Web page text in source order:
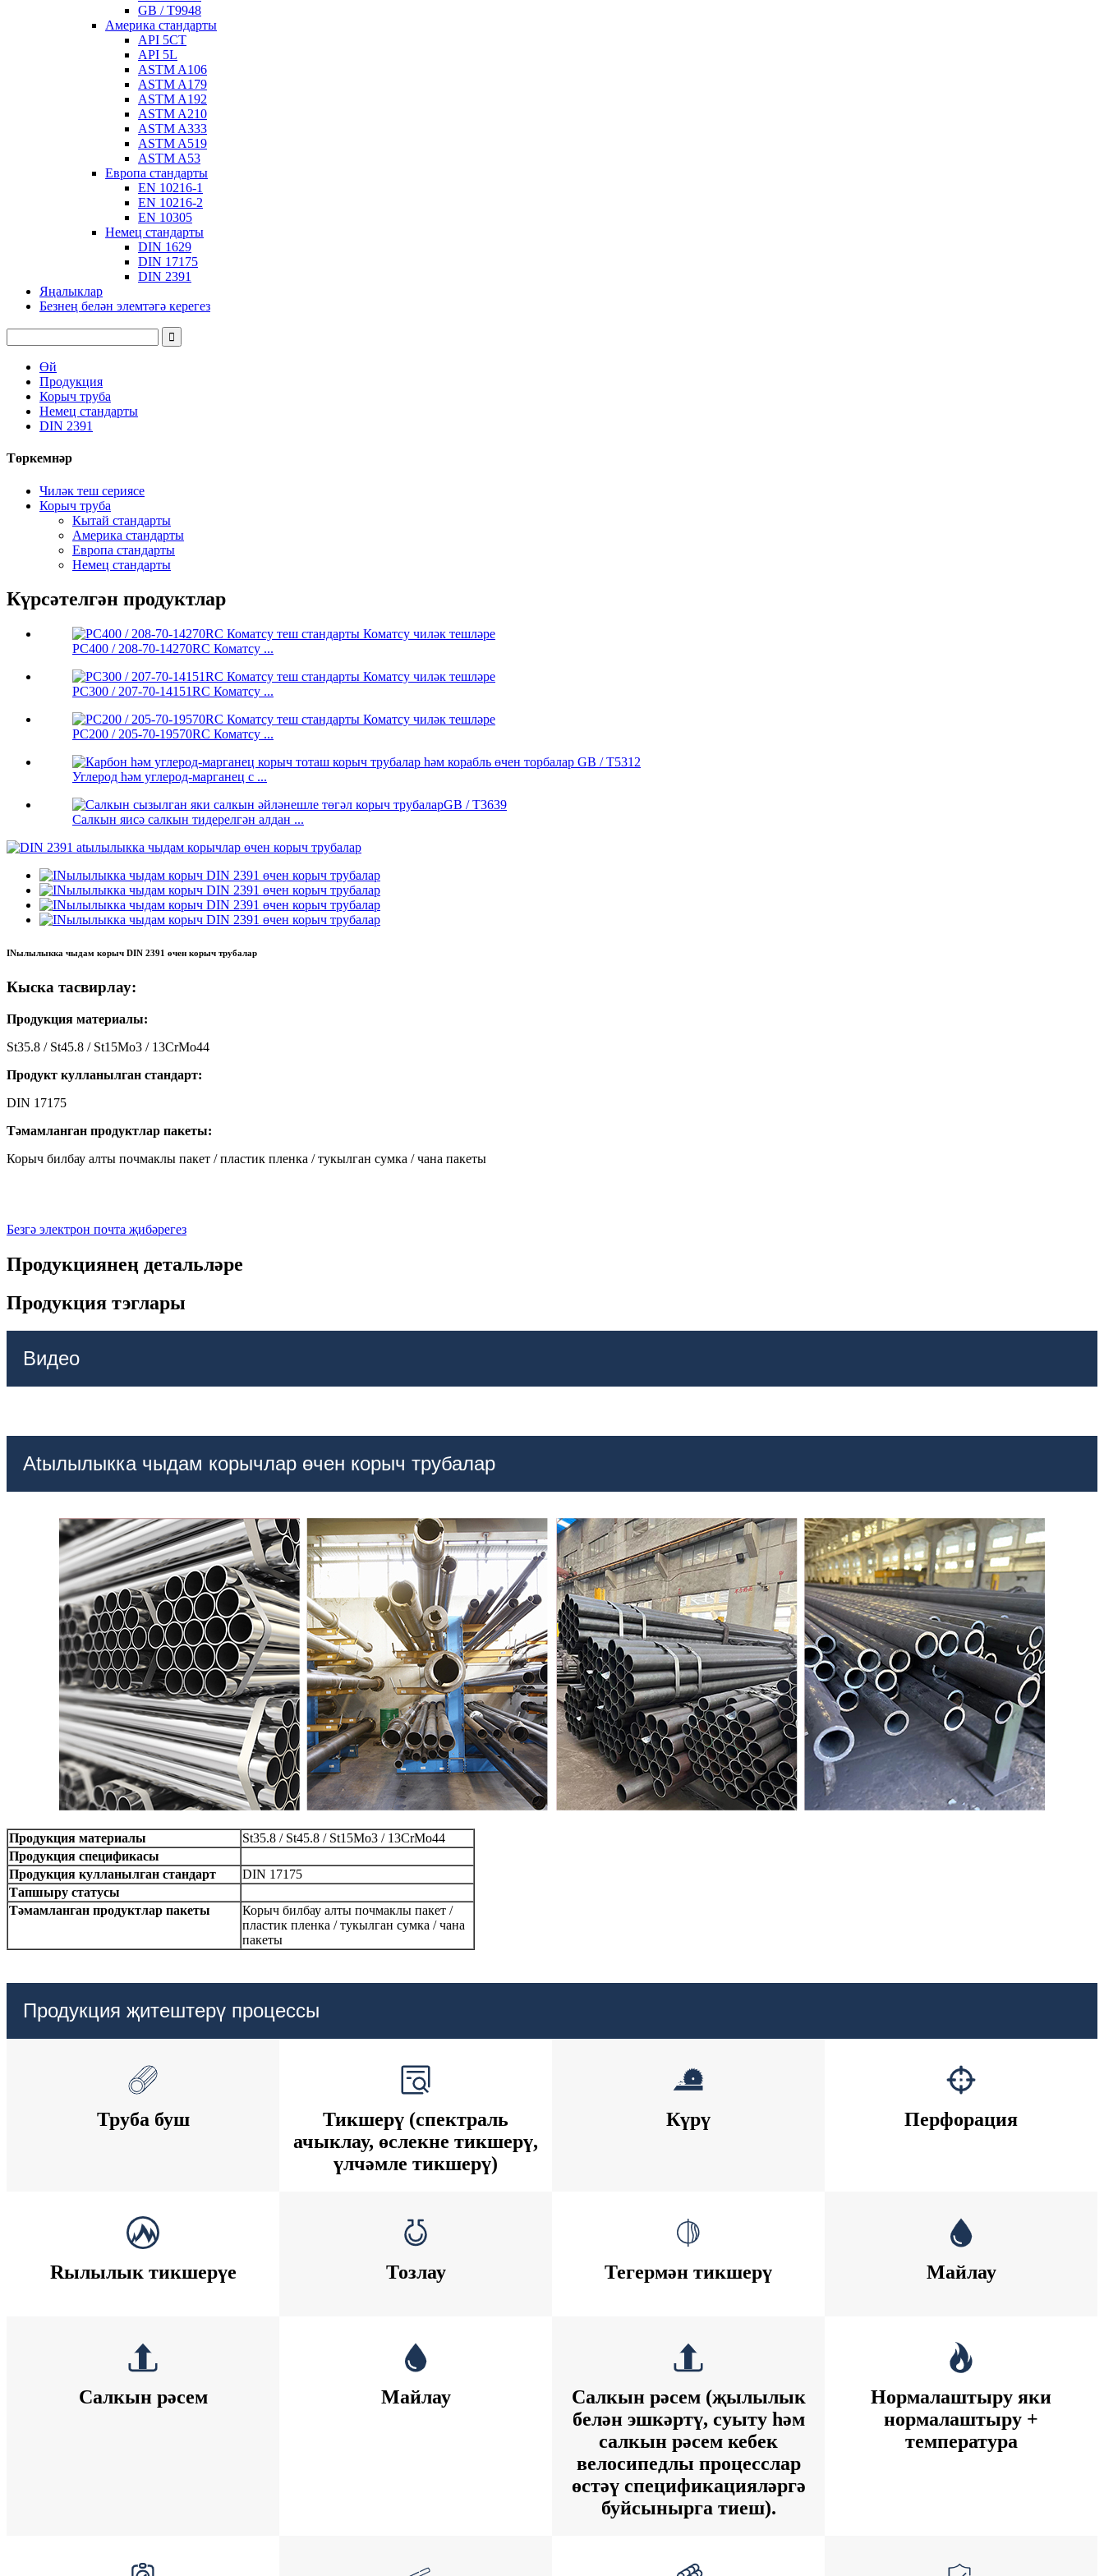
GB / T9948
Америка стандарты
API 5CT
API 5L
ASTM A106
ASTM A179
ASTM A192
ASTM A210
ASTM A333
ASTM A519
ASTM A53
Европа стандарты
EN 10216-1
EN 10216-2
EN 10305
Немец стандарты
DIN 1629
DIN 17175
DIN 2391
Яңалыклар
Безнең белән элемтәгә керегез
Өй
Продукция
Корыч труба
Немец стандарты
DIN 2391
Төркемнәр
Чиләк теш сериясе
Корыч труба
Кытай стандарты
Америка стандарты
Европа стандарты
Немец стандарты
Күрсәтелгән продуктлар
PC400 / 208-70-14270RC Коматсу ...
PC300 / 207-70-14151RC Коматсу ...
PC200 / 205-70-19570RC Коматсу ...
Углерод һәм углерод-марганец с ...
Салкын яисә салкын тидерелгән алдан ...
INылылыкка чыдам корыч DIN 2391 өчен корыч трубалар
Кыска тасвирлау:
Продукция материалы:
St35.8 / St45.8 / St15Mo3 / 13CrMo44
Продукт кулланылган стандарт:
DIN 17175
Тәмамланган продуктлар пакеты:
Корыч билбау алты почмаклы пакет / пластик пленка / тукылган сумка / чана пакеты
Безгә электрон почта җибәрегез
Продукциянең детальләре
Продукция тэглары
Видео
Atылылыкка чыдам корычлар өчен корыч трубалар
Продукция материалы
St35.8 / St45.8 / St15Mo3 / 13CrMo44
Продукция спецификасы
Продукция кулланылган стандарт
DIN 17175
Тапшыру статусы
Тәмамланган продуктлар пакеты
Корыч билбау алты почмаклы пакет /
пластик пленка / тукылган сумка / чана
пакеты
Продукция җитештерү процессы
Труба буш
Тикшерү (спектраль
ачыклау, өслекне тикшерү,
үлчәмле тикшерү)
Күрү Перфорация
Rылылык тикшерүе Тозлау Тегермән тикшерү Майлау
Салкын рәсем Майлау
Салкын рәсем (җылылык
белән эшкәртү, суыту һәм
салкын рәсем кебек
велосипедлы процесслар
өстәү спецификацияләргә
буйсынырга тиеш).
Нормалаштыру яки
нормалаштыру +
температура